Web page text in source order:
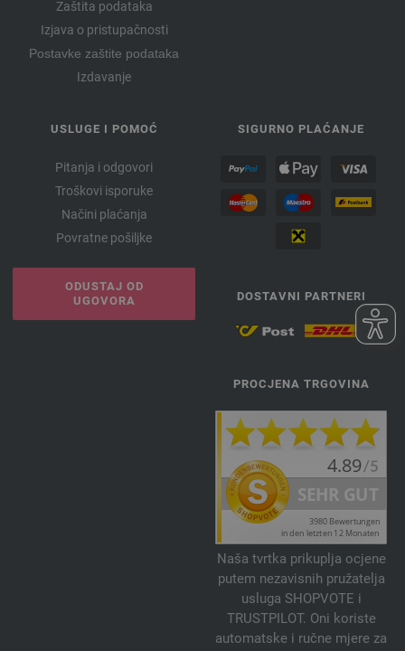
Zaštita podataka
Izjava o pristupačnosti
Postavke zaštite podataka
Izdavanje
USLUGE I POMOĆ
Pitanja i odgovori
Troškovi isporuke
Načini plaćanja
Povratne pošiljke
ODUSTAJ OD
UGOVORA
SIGURNO PLAĆANJE
DOSTAVNI PARTNERI
PROCJENA TRGOVINA
Naša tvrtka prikuplja ocjene
putem nezavisnih pružatelja
usluga SHOPVOTE i
TRUSTPILOT. Oni koriste
automatske i ručne mjere za